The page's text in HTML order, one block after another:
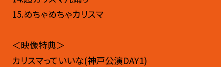
15.めちゃめちゃカリスマ
＜映像特典＞
カリスマっていいな(神戸公演DAY1)